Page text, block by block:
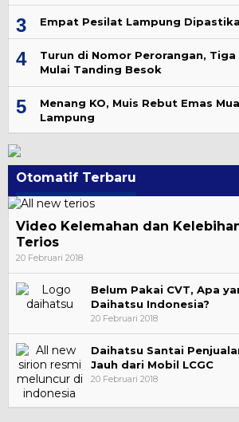
3 Empat Pesilat Lampung
4
Turun di Nomor Perorangan,
Mulai Tanding Besok
5
Menang KO, Muis Rebut Emas
Lampung
Otomatif Terbaru
Video Kelemahan dan
Terios
20 Februari 2018
Belum Pakai CVT, Apa
Daihatsu Indonesia?
20 Februari 2018
Daihatsu Santai
Jauh dari Mobil LCGC
20 Februari 2018